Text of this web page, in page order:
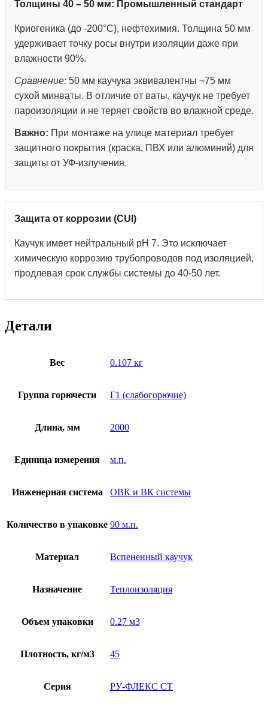
Толщины 40 – 50 мм: Промышленный стандарт
Криогеника (до -200°С), нефтехимия. Толщина 50 мм
удерживает точку росы внутри изоляции даже при
влажности 90%.
Сравнение: 50 мм каучука эквивалентны ~75 мм
сухой минваты. В отличие от ваты, каучук не требует
пароизоляции и не теряет свойств во влажной среде.
Важно: При монтаже на улице материал требует
защитного покрытия (краска, ПВХ или алюминий) для
защиты от УФ-излучения.
Защита от коррозии (CUI)
Каучук имеет нейтральный pH 7. Это исключает
химическую коррозию трубопроводов под изоляцией,
продлевая срок службы системы до 40-50 лет.
Детали
Вес 0.107 кг
Группа горючести Г1 (слабогорючие)
Длина, мм 2000
Единица измерения м.п.
Инженерная система ОВК и ВК системы
Количество в упаковке 90 м.п.
Материал Вспененный каучук
Назначение Теплоизоляция
Объем упаковки 0.27 м3
Плотность, кг/м3 45
Серия РУ-ФЛЕКС СТ